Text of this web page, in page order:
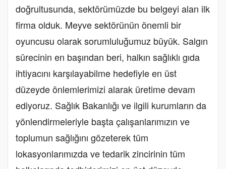
doğrultusunda, sektörümüzde bu belgeyi alan ilk
firma olduk. Meyve sektörünün önemli bir
oyuncusu olarak sorumluluğumuz büyük. Salgın
sürecinin en başından beri, halkın sağlıklı gıda
ihtiyacını karşılayabilme hedefiyle en üst
düzeyde önlemlerimizi alarak üretime devam
ediyoruz. Sağlık Bakanlığı ve ilgili kurumların da
yönlendirmeleriyle başta çalışanlarımızın ve
toplumun sağlığını gözeterek tüm
lokasyonlarımızda ve tedarik zincirinin tüm